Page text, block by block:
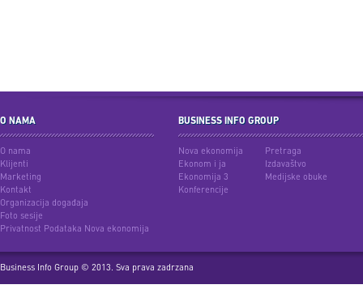
O NAMA
O nama
Klijenti
Marketing
Kontakt
Organizacija događaja
Foto sesije
Privatnost Podataka Nova ekonomija
BUSINESS INFO GROUP
Nova ekonomija
Ekonom i ja
Ekonomija 3
Konferencije
Pretraga
Izdavaštvo
Medijske obuke
Business Info Group © 2013. Sva prava zadrzana